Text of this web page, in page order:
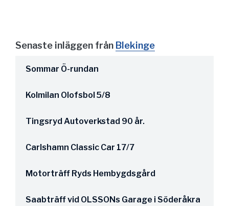
Senaste inläggen från Blekinge
Sommar Ö-rundan
Kolmilan Olofsbol 5/8
Tingsryd Autoverkstad 90 år.
Carlshamn Classic Car 17/7
Motorträff Ryds Hembygdsgård
Saabträff vid OLSSONs Garage i Söderåkra